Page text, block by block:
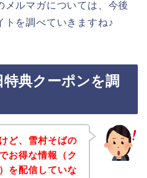
メルマガについては、今後
トを調べていきますね♪
典クーポンを調
ど、雪村そばの
お得な情報（ク
を配信していな